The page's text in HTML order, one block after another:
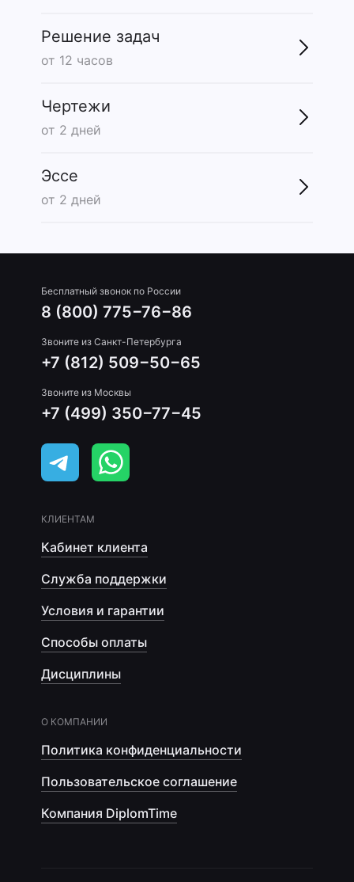
Решение задач
от 12 часов
Чертежи
от 2 дней
Эссе
от 2 дней
Бесплатный звонок по России
8 (800) 775−76−86
Звоните из Санкт-Петербурга
+7 (812) 509−50−65
Звоните из Москвы
+7 (499) 350−77−45
КЛИЕНТАМ
Кабинет клиента
Служба поддержки
Условия и гарантии
Способы оплаты
Дисциплины
О КОМПАНИИ
Политика конфиденциальности
Пользовательское соглашение
Компания DiplomTime